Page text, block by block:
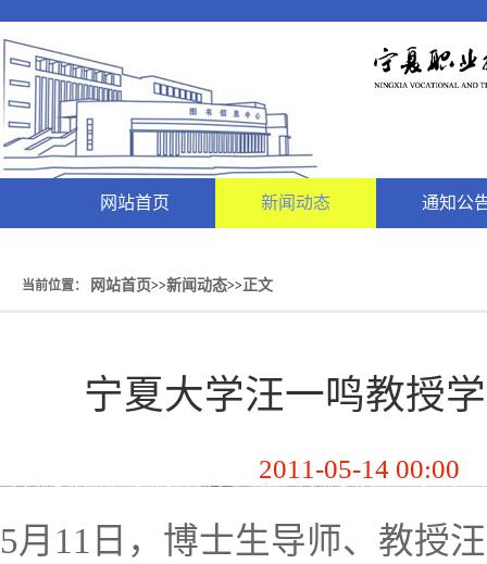
网站首页 新闻动态 通知公
当前位置： 网站首页>>新闻动态>>正文
宁夏大学汪一鸣教授
2011-05-14 00:00
5月11日，博士生导师、教授